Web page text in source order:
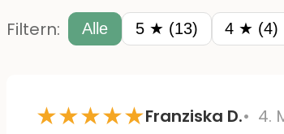
Filtern: Alle 5 ★ (13) 4 ★ (4)
★★★★★Franziska D. 4.